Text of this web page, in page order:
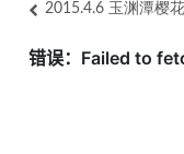
2015.4.6 玉渊潭樱